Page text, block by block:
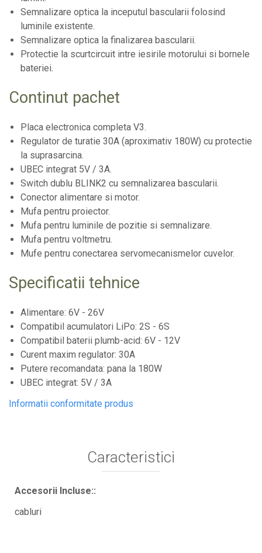
Semnalizare optica la inceputul bascularii folosind
luminile existente.
Semnalizare optica la finalizarea bascularii.
Protectie la scurtcircuit intre iesirile motorului si bornele
bateriei.
Continut pachet
Placa electronica completa V3.
Regulator de turatie 30A (aproximativ 180W) cu protectie
la suprasarcina.
UBEC integrat 5V / 3A.
Switch dublu BLINK2 cu semnalizarea bascularii.
Conector alimentare si motor.
Mufa pentru proiector.
Mufa pentru luminile de pozitie si semnalizare.
Mufa pentru voltmetru.
Mufe pentru conectarea servomecanismelor cuvelor.
Specificatii tehnice
Alimentare: 6V - 26V
Compatibil acumulatori LiPo: 2S - 6S
Compatibil baterii plumb-acid: 6V - 12V
Curent maxim regulator: 30A
Putere recomandata: pana la 180W
UBEC integrat: 5V / 3A
Informatii conformitate produs
Caracteristici
Accesorii Incluse::
cabluri